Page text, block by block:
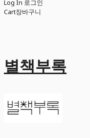
Log In 로그인
Cart장바구니
별책부록